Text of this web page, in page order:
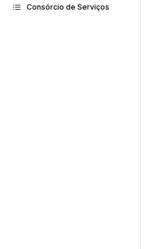
Consórcio de Serviços